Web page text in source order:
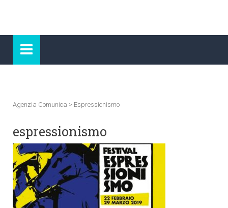
Agenzia Comunica > Espressionismo
espressionismo